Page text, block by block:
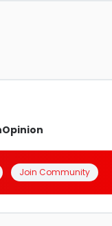
Opinion
Join Community